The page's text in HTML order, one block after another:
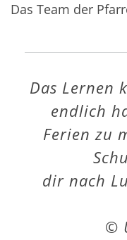
Das Team der
Das Lernen
endlich
Ferien zu
dir nach
©